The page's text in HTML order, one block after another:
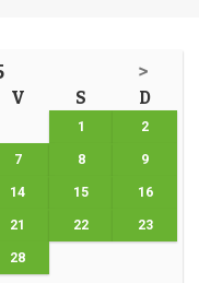
>
V S D
1 2
7 8 9
14 15 16
21 22 23
28